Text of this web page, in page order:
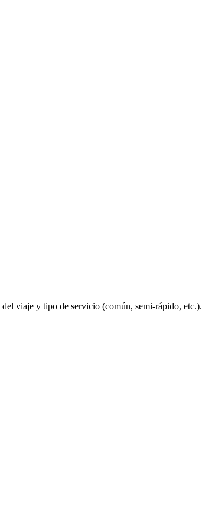
viaje y tipo de servicio (común, semi-rápido, etc.).